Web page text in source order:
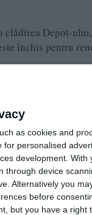
as cookies and
personalised
development. With
device
Alternatively you
before
but you have a right
clădirea Depot-
închis pentru
era una dintre